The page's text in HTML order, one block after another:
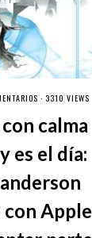
· 3310 VIEWS
calma
es el día:
con Apple